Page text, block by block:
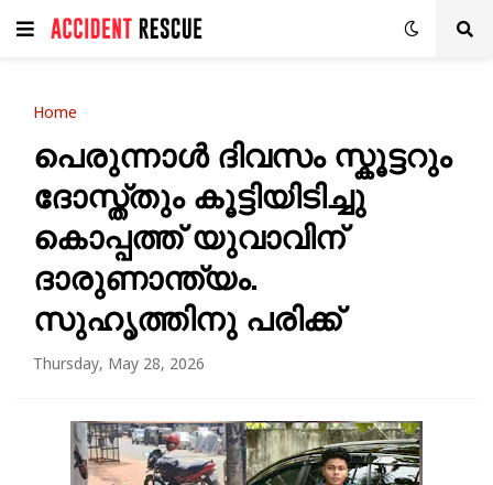
Home
പെരുന്നാൾ ദിവസം സ്കൂട്ടറും
ദോസ്ത്തും കൂട്ടിയിടിച്ചു
കൊപ്പത്ത് യുവാവിന്
ദാരുണാന്ത്യം.
സുഹൃത്തിനു പരിക്ക്
Thursday, May 28, 2026